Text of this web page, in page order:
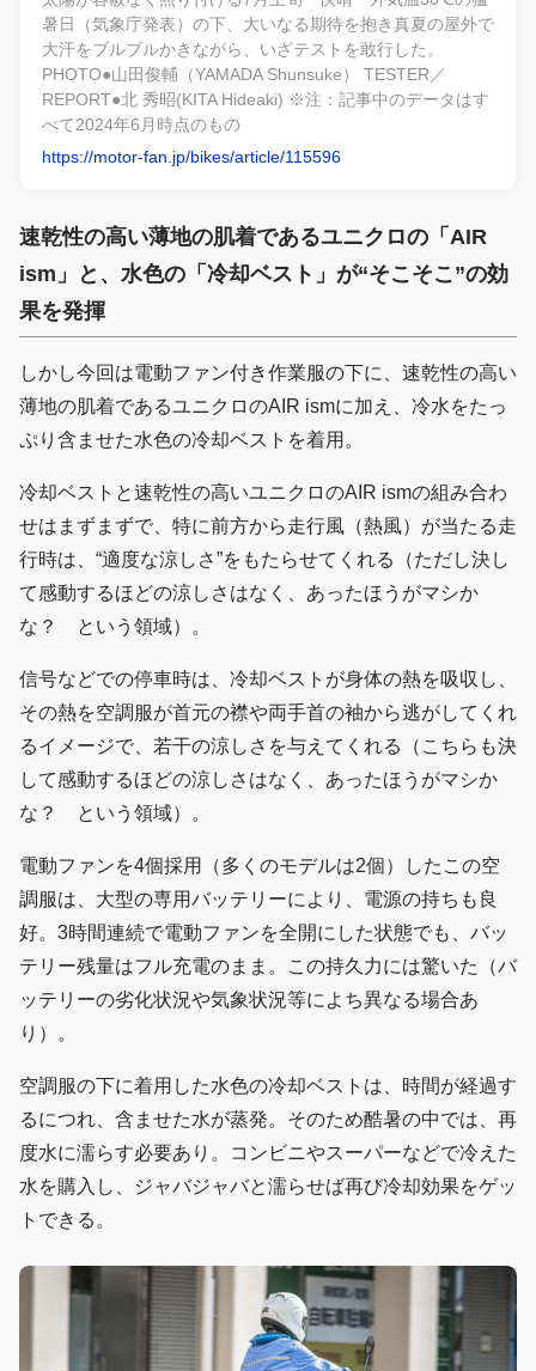
暑日（気象庁発表）の下、大いなる期待を抱き真夏の屋外で
大汗をブルブルかきながら、いざテストを敢行した。
PHOTO●山田俊輔（YAMADA Shunsuke） TESTER／
REPORT●北 秀昭(KITA Hideaki) ※注：記事中のデータはす
べて2024年6月時点のもの
https://motor-fan.jp/bikes/article/115596
速乾性の高い薄地の肌着であるユニクロの「AIR
ism」と、水色の「冷却ベスト」が“そこそこ”の効
果を発揮
しかし今回は電動ファン付き作業服の下に、速乾性の高い
薄地の肌着であるユニクロのAIR ismに加え、冷水をたっ
ぷり含ませた水色の冷却ベストを着用。
冷却ベストと速乾性の高いユニクロのAIR ismの組み合わ
せはまずまずで、特に前方から走行風（熱風）が当たる走
行時は、“適度な涼しさ”をもたらせてくれる（ただし決し
て感動するほどの涼しさはなく、あったほうがマシか
な？ という領域）。
信号などでの停車時は、冷却ベストが身体の熱を吸収し、
その熱を空調服が首元の襟や両手首の袖から逃がしてくれ
るイメージで、若干の涼しさを与えてくれる（こちらも決
して感動するほどの涼しさはなく、あったほうがマシか
な？ という領域）。
電動ファンを4個採用（多くのモデルは2個）したこの空
調服は、大型の専用バッテリーにより、電源の持ちも良
好。3時間連続で電動ファンを全開にした状態でも、バッ
テリー残量はフル充電のまま。この持久力には驚いた（バ
ッテリーの劣化状況や気象状況等によち異なる場合あ
り）。
空調服の下に着用した水色の冷却ベストは、時間が経過す
るにつれ、含ませた水が蒸発。そのため酷暑の中では、再
度水に濡らす必要あり。コンビニやスーパーなどで冷えた
水を購入し、ジャバジャバと濡らせば再び冷却効果をゲッ
トできる。